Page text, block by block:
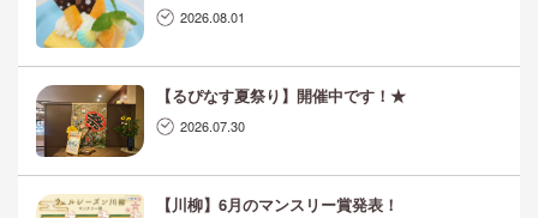
2026.08.01
【るぴなす夏祭り】開催中です！★
2026.07.30
【川柳】6月のマンスリー賞発表！